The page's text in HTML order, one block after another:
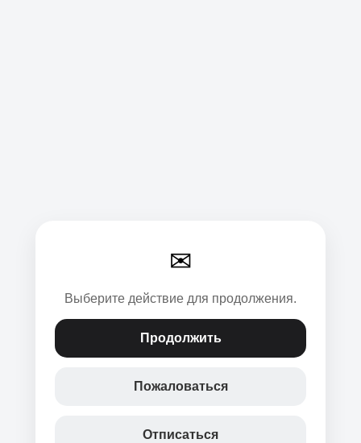
✉
Выберите действие для продолжения.
Продолжить
Пожаловаться
Отписаться